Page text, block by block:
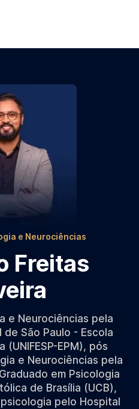
e Neurociências
Freitas
e Neurociências pela
de São Paulo - Escola
(UNIFESP-EPM), pós
e Neurociências pela
em Psicologia
de Brasília (UCB),
pelo Hospital